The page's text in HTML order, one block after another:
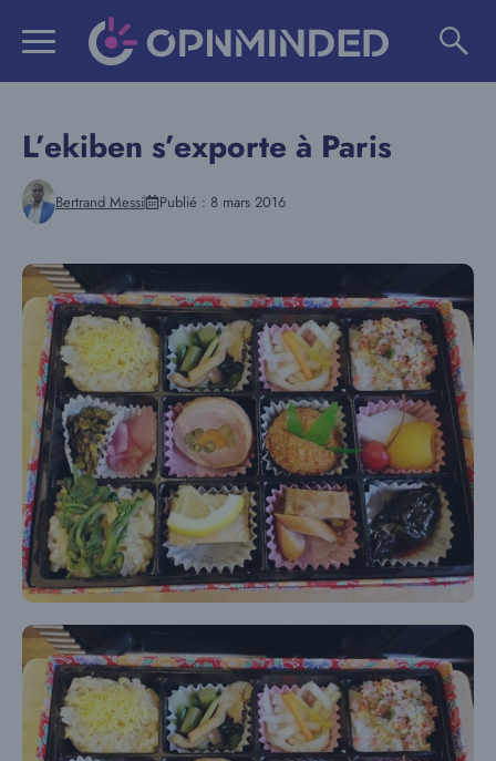
L’ekiben s’exporte à Paris
Bertrand Messi Publié : 8 mars 2016